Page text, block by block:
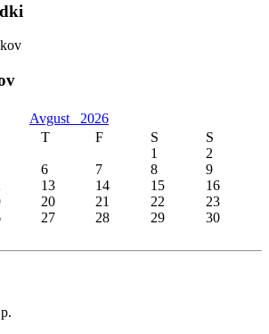
Avgust 2026
T F S
S
1
2
6 7 8
9
13 14 15
16
20 21 22
23
27 28 29
30